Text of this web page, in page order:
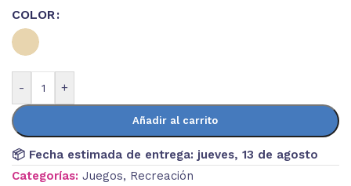
COLOR
- +
Añadir al carrito
📦 Fecha estimada de entrega: jueves, 13 de agosto
Categorías: Juegos, Recreación